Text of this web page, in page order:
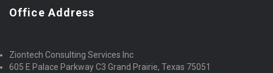
Office Address
Ziontech Consulting Services Inc
605 E Palace Parkway C3 Grand Prairie, Texas 75051